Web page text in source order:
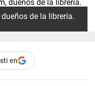
de la librería.
en